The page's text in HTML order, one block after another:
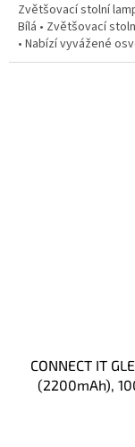
Zvětšovací stolní
Bílá • Zvětšovací
• Nabízí vyvážené
CONNECT IT
(2200mAh),